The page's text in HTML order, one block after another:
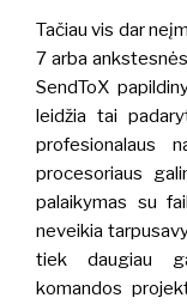
Tačiau vis dar
7 arba
SendToX
leidžia tai
profesionalaus
procesoriaus
palaikymas su
neveikia
tiek daugiau
komandos